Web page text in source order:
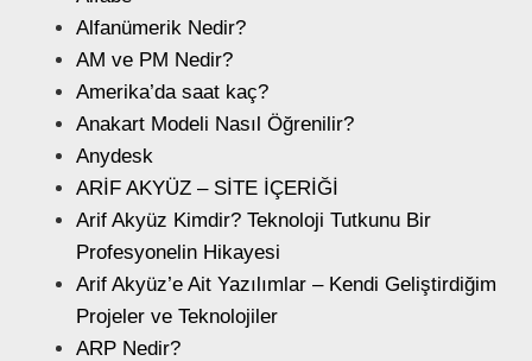
Alfanümerik Nedir?
AM ve PM Nedir?
Amerika’da saat kaç?
Anakart Modeli Nasıl Öğrenilir?
Anydesk
ARİF AKYÜZ – SİTE İÇERİĞİ
Arif Akyüz Kimdir? Teknoloji Tutkunu Bir
Profesyonelin Hikayesi
Arif Akyüz’e Ait Yazılımlar – Kendi Geliştirdiğim
Projeler ve Teknolojiler
ARP Nedir?